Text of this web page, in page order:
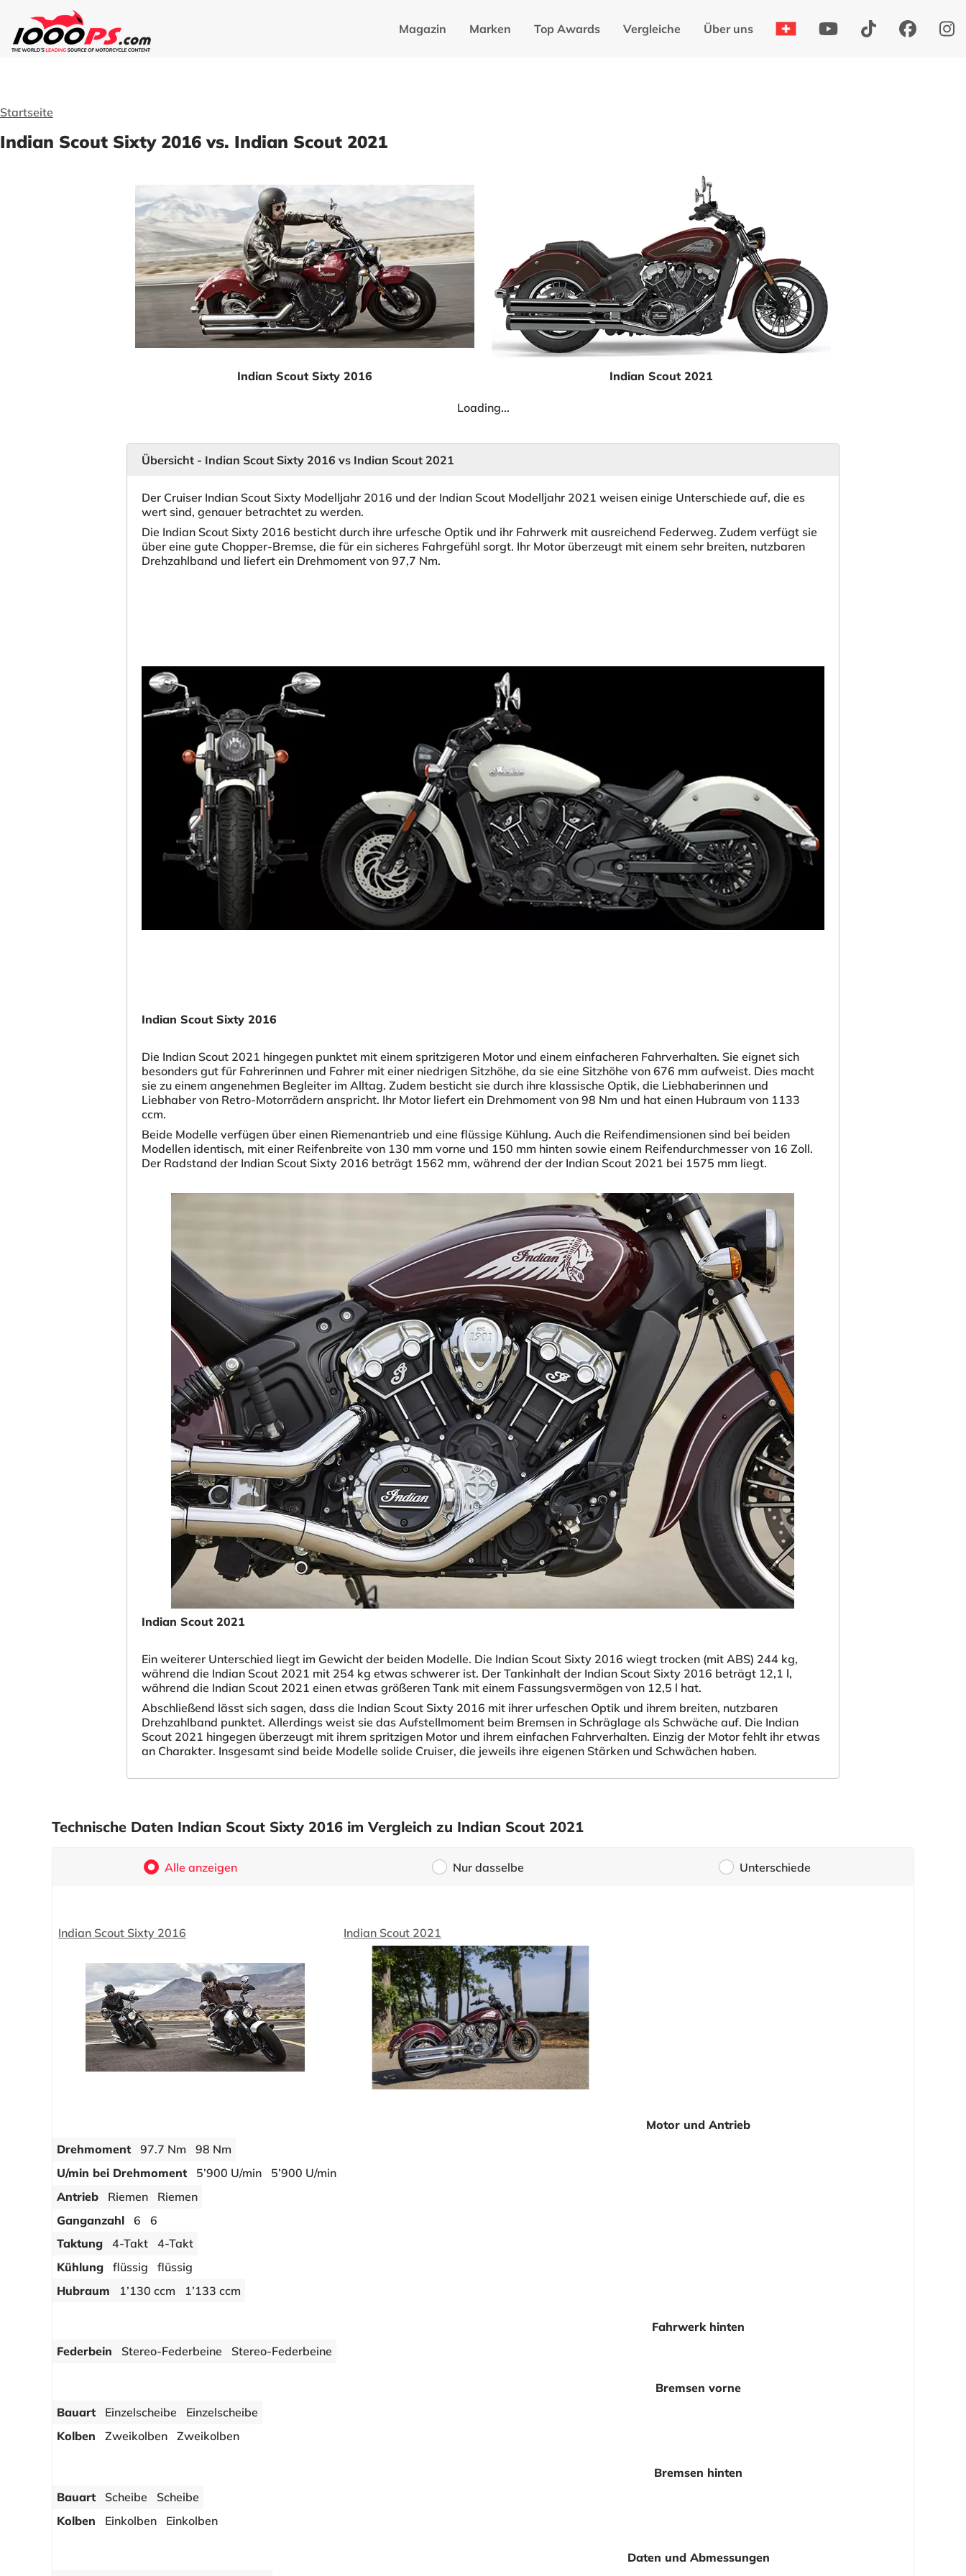
Magazin Marken Top Awards Vergleiche Über uns
Startseite
Indian Scout Sixty 2016 vs. Indian Scout 2021
Indian Scout Sixty 2016 Indian Scout 2021
Loading...
Übersicht - Indian Scout Sixty 2016 vs Indian Scout 2021
Der Cruiser Indian Scout Sixty Modelljahr 2016 und der Indian Scout Modelljahr 2021 weisen einige Unterschiede auf, die es
wert sind, genauer betrachtet zu werden.
Die Indian Scout Sixty 2016 besticht durch ihre urfesche Optik und ihr Fahrwerk mit ausreichend Federweg. Zudem verfügt sie
über eine gute Chopper-Bremse, die für ein sicheres Fahrgefühl sorgt. Ihr Motor überzeugt mit einem sehr breiten, nutzbaren
Drehzahlband und liefert ein Drehmoment von 97,7 Nm.
Indian Scout Sixty 2016
Die Indian Scout 2021 hingegen punktet mit einem spritzigeren Motor und einem einfacheren Fahrverhalten. Sie eignet sich
besonders gut für Fahrerinnen und Fahrer mit einer niedrigen Sitzhöhe, da sie eine Sitzhöhe von 676 mm aufweist. Dies macht
sie zu einem angenehmen Begleiter im Alltag. Zudem besticht sie durch ihre klassische Optik, die Liebhaberinnen und
Liebhaber von Retro-Motorrädern anspricht. Ihr Motor liefert ein Drehmoment von 98 Nm und hat einen Hubraum von 1133
ccm.
Beide Modelle verfügen über einen Riemenantrieb und eine flüssige Kühlung. Auch die Reifendimensionen sind bei beiden
Modellen identisch, mit einer Reifenbreite von 130 mm vorne und 150 mm hinten sowie einem Reifendurchmesser von 16 Zoll.
Der Radstand der Indian Scout Sixty 2016 beträgt 1562 mm, während der der Indian Scout 2021 bei 1575 mm liegt.
Indian Scout 2021
Ein weiterer Unterschied liegt im Gewicht der beiden Modelle. Die Indian Scout Sixty 2016 wiegt trocken (mit ABS) 244 kg,
während die Indian Scout 2021 mit 254 kg etwas schwerer ist. Der Tankinhalt der Indian Scout Sixty 2016 beträgt 12,1 l,
während die Indian Scout 2021 einen etwas größeren Tank mit einem Fassungsvermögen von 12,5 l hat.
Abschließend lässt sich sagen, dass die Indian Scout Sixty 2016 mit ihrer urfeschen Optik und ihrem breiten, nutzbaren
Drehzahlband punktet. Allerdings weist sie das Aufstellmoment beim Bremsen in Schräglage als Schwäche auf. Die Indian
Scout 2021 hingegen überzeugt mit ihrem spritzigen Motor und ihrem einfachen Fahrverhalten. Einzig der Motor fehlt ihr etwas
an Charakter. Insgesamt sind beide Modelle solide Cruiser, die jeweils ihre eigenen Stärken und Schwächen haben.
Technische Daten Indian Scout Sixty 2016 im Vergleich zu Indian Scout 2021
Alle anzeigen Nur dasselbe Unterschiede
Indian Scout Sixty 2016 Indian Scout 2021
Motor und Antrieb
Drehmoment
97.7 Nm
98 Nm
U/min bei Drehmoment
5’900 U/min
5’900 U/min
Antrieb
Riemen
Riemen
Ganganzahl
6
6
Taktung
4-Takt
4-Takt
Kühlung
flüssig
flüssig
Hubraum
1’130 ccm 1’133 ccm
Fahrwerk hinten
Federbein
Stereo-Federbeine Stereo-Federbeine
Bremsen vorne
Bauart
Einzelscheibe
Einzelscheibe
Kolben
Zweikolben Zweikolben
Bremsen hinten
Bauart
Scheibe
Scheibe
Kolben
Einkolben Einkolben
Daten und Abmessungen